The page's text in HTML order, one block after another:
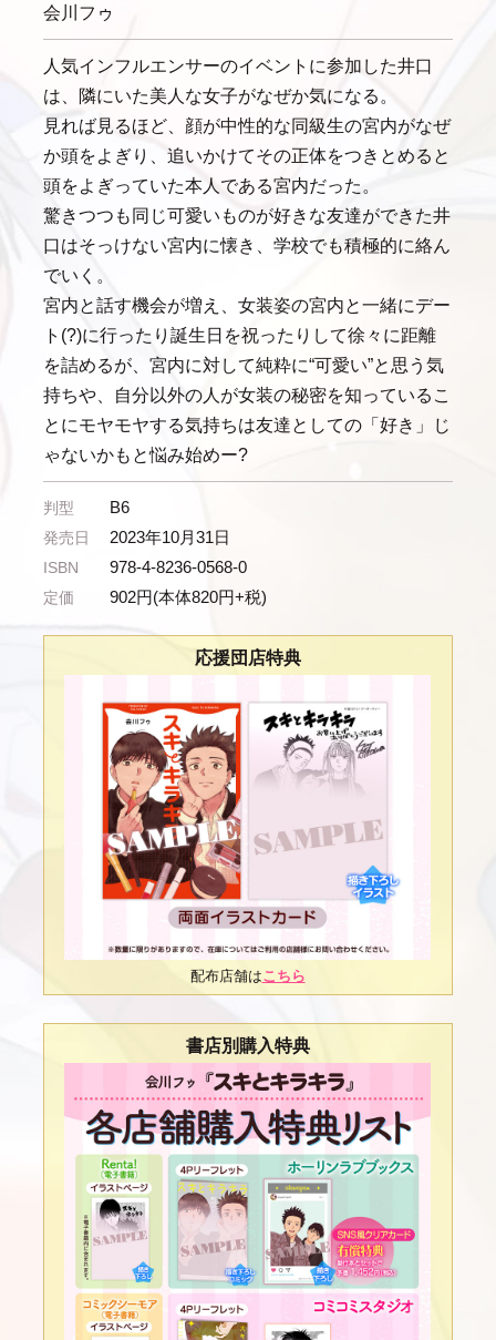
会川フゥ
人気インフルエンサーのイベントに参加した井口
は、隣にいた美人な女子がなぜか気になる。
見れば見るほど、顔が中性的な同級生の宮内がなぜ
か頭をよぎり、追いかけてその正体をつきとめると
頭をよぎっていた本人である宮内だった。
驚きつつも同じ可愛いものが好きな友達ができた井
口はそっけない宮内に懐き、学校でも積極的に絡ん
でいく。
宮内と話す機会が増え、女装姿の宮内と一緒にデー
ト(?)に行ったり誕生日を祝ったりして徐々に距離
を詰めるが、宮内に対して純粋に“可愛い”と思う気
持ちや、自分以外の人が女装の秘密を知っているこ
とにモヤモヤする気持ちは友達としての「好き」じ
ゃないかもと悩み始めー?
判型 B6
発売日 2023年10月31日
ISBN 978-4-8236-0568-0
定価 902円(本体820円+税)
応援団店特典
配布店舗はこちら
書店別購入特典